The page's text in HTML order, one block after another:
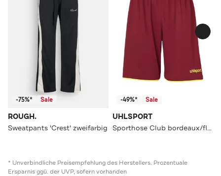
-75%* Sale
ROUGH.
Sweatpants 'Crest' zweifarbig
-49%* Sale
UHLSPORT
Sporthose Club bordeaux/fluo gelb Straight
* Unverbindliche Preisempfehlung des Herstellers. Prozentuale
Ersparnis ggü. der UVP, sofern vorhanden